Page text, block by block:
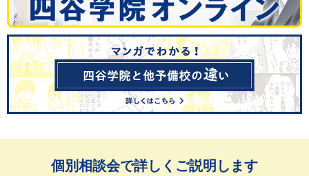
個別相談会で詳しくご説明します